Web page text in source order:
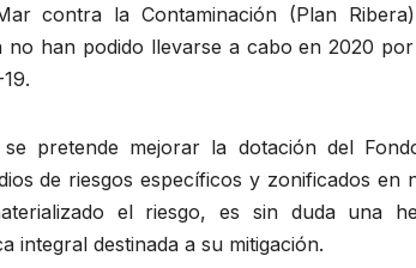
contra la Contaminación (Plan
no han podido llevarse a cabo en 2020
pretende mejorar la dotación del
de riesgos específicos y zonificados
el riesgo, es sin duda una
integral destinada a su mitigación.